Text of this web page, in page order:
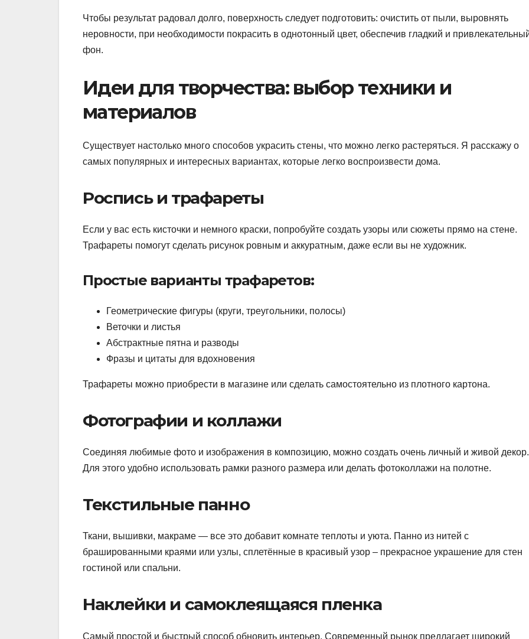
Чтобы результат радовал долго, поверхность следует подготовить: очистить от пыли, выровнять
неровности, при необходимости покрасить в однотонный цвет, обеспечив гладкий и
фон.
Идеи для творчества: выбор техники и
материалов
Существует настолько много способов украсить стены, что можно легко растеряться. Я расскажу о
самых популярных и интересных вариантах, которые легко воспроизвести дома.
Роспись и трафареты
Если у вас есть кисточки и немного краски, попробуйте создать узоры или сюжеты прямо на стене.
Трафареты помогут сделать рисунок ровным и аккуратным, даже если вы не художник.
Простые варианты трафаретов:
Геометрические фигуры (круги, треугольники, полосы)
Веточки и листья
Абстрактные пятна и разводы
Фразы и цитаты для вдохновения
Трафареты можно приобрести в магазине или сделать самостоятельно из плотного картона.
Фотографии и коллажи
Соединяя любимые фото и изображения в композицию, можно создать очень личный и живой декор.
Для этого удобно использовать рамки разного размера или делать фотоколлажи на полотне.
Текстильные панно
Ткани, вышивки, макраме — все это добавит комнате теплоты и уюта. Панно из нитей с
брашированными краями или узлы, сплетённые в красивый узор – прекрасное украшение для стен
гостиной или спальни.
Наклейки и самоклеящаяся пленка
Самый простой и быстрый способ обновить интерьер. Современный рынок предлагает широкий